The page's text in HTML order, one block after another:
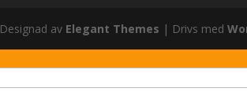
Designad av Elegant Themes | Drivs med